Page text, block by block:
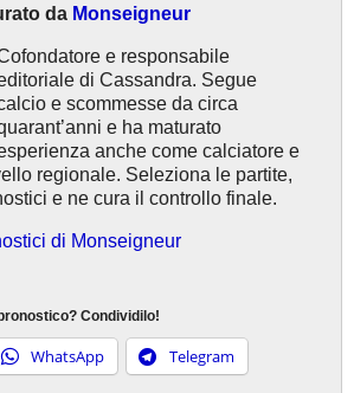
da Monseigneur
e responsabile
di Cassandra. Segue
e scommesse da circa
e ha maturato
anche come calciatore e
regionale. Seleziona le partite,
e ne cura il controllo finale.
di Monseigneur
Condividilo!
WhatsApp Telegram